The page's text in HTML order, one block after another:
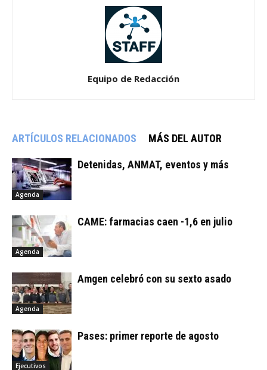
Equipo de Redacción
ARTÍCULOS RELACIONADOS MÁS DEL AUTOR
Agenda
Detenidas, ANMAT, eventos y más
Agenda
CAME: farmacias caen -1,6 en julio
Agenda
Amgen celebró con su sexto asado
Ejecutivos
Pases: primer reporte de agosto